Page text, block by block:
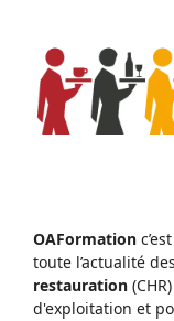
OAFormation
toute l’actualité
restauration
d'exploitation et